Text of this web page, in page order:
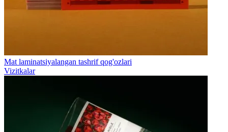
Mat laminatsiyalangan tashrif qog'ozlari
Vizitkalar